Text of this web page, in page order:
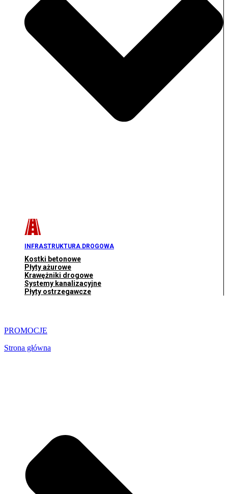
INFRASTRUKTURA DROGOWA
Kostki betonowe
Płyty ażurowe
Krawężniki drogowe
Systemy kanalizacyjne
Płyty ostrzegawcze
PROMOCJE
Strona główna